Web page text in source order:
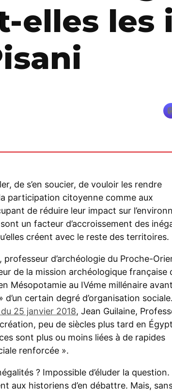
elles les
de s’en soucier, de vouloir les rendre
participation citoyenne comme aux
de réduire leur impact sur
un facteur d’accroissement des
créent avec le reste des territoires.
d’archéologie du Proche-
de la mission archéologique française
Mésopotamie au IVéme millénaire
certain degré d’organisation sociale.
25 janvier 2018, Jean Guilaine,
peu de siècles plus tard en
sont plus ou moins liées à de rapides
renforcée ».
? Impossible d’éluder la
aux historiens d’en débattre. Mais,